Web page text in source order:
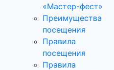
«Мастер-фест»
Преимущества
посещения
Правила
посещения
Правила